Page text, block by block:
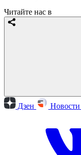
Читайте нас в
Дзен Новости